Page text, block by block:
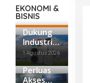
EKONOMI &
BISNIS
Dukung
Industri
Dalam
Negeri
Tersertifi
1 Agustus 2026
Perluas
Akses